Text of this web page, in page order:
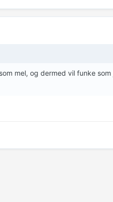
mel, og dermed vil funke som